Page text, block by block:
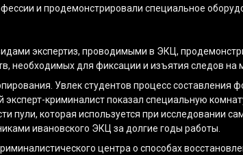
и продемонстрировали специальное
экспертиз, проводимыми в ЭКЦ,
необходимых для фиксации и изъятия следов на
Увлек студентов процесс
криминалист показал специальную
пули, которая используется при исследовании
ивановского ЭКЦ за долгие годы работы.
центра о способах